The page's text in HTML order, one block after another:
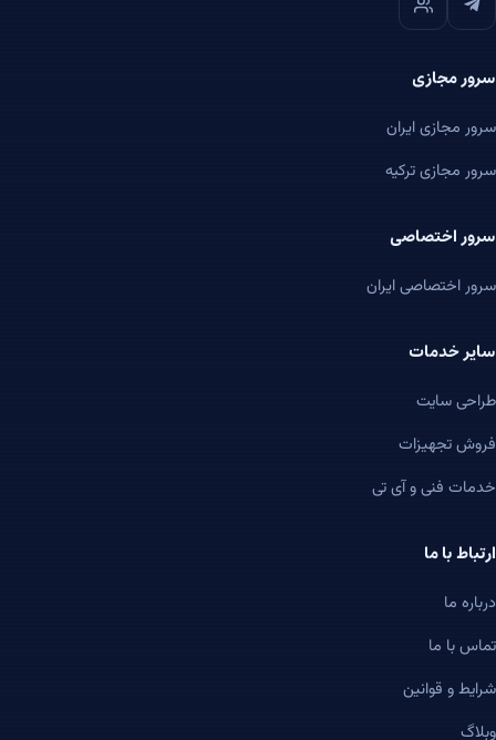
مجازی
مجازی ایران
مجازی ترکیه
اختصاصی
اختصاصی ایران
خدمات
سایت
تجهیزات
فنی و آی تی
با ما
ما
با ما
و قوانین